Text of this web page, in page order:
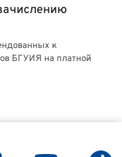
к
БГУИЯ на платной